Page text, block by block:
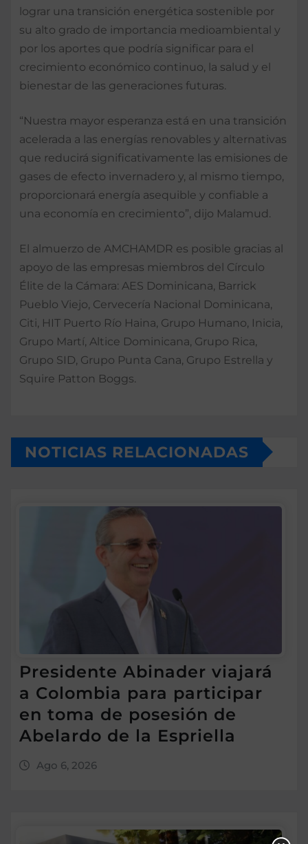
lograr una transición energética sostenible por
su alto grado de importancia medioambiental y
por los aportes que podría significar para el
crecimiento económico continuo, la salud y el
bienestar de las generaciones futuras.
“Nuestra mayor esperanza está en una transición
acelerada a las energías renovables y alternativas
que reducirá significativamente las emisiones de
gases de efecto invernadero y, al mismo tiempo,
proporcionará energía asequible y confiable a
una economía en crecimiento”, dijo Malamud.
El almuerzo de AMCHAMDR es posible gracias al
apoyo de las empresas miembros del Círculo
Élite de la Cámara: AES Dominicana, Barrick
Pueblo Viejo, Cervecería Nacional Dominicana,
Citi, HIT Puerto Río Haina, Grupo Humano, Inicia,
Grupo Martí, Altice Dominicana, Grupo Rica,
Grupo SID, Grupo Punta Cana, Grupo Estrella y
Squire Patton Boggs.
NOTICIAS RELACIONADAS
Presidente Abinader viajará
a Colombia para participar
en toma de posesión de
Abelardo de la Espriella
Ago 6, 2026